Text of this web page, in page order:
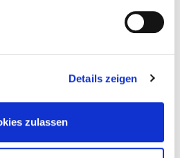
Details zeigen
zulassen
den Produkten für den
Sie auf unserer Website.